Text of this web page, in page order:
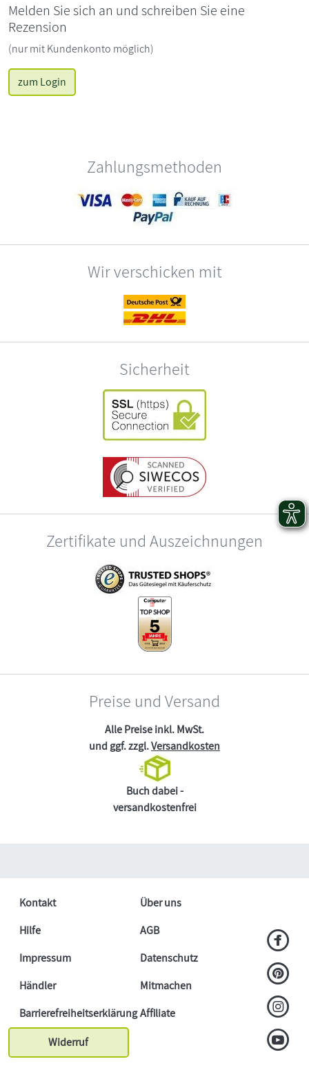
Melden Sie sich an und schreiben Sie eine
Rezension
(nur mit Kundenkonto möglich)
zum Login
Zahlungsmethoden
Wir verschicken mit
Sicherheit
Zertifikate und Auszeichnungen
Preise und Versand
Alle Preise inkl. MwSt.
und ggf. zzgl.Versandkosten
Buch dabei -
versandkostenfrei
Kontakt
Über uns
Hilfe
AGB
Impressum
Datenschutz
Händler
Mitmachen
BarrierefreiheitserklärungAffiliate
Widerruf